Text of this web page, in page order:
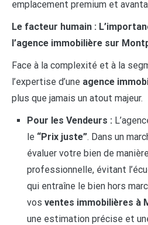
emplacement premium et
Le facteur humain :
l’agence immobilière sur
Face à la complexité et à la
l’expertise d’une agence
plus que jamais un atout majeur.
Pour les Vendeurs :
le “Prix juste”. Dans un
évaluer votre bien de
professionnelle, évitant
qui entraîne le bien hors
vos ventes immobilières à
une estimation précise et